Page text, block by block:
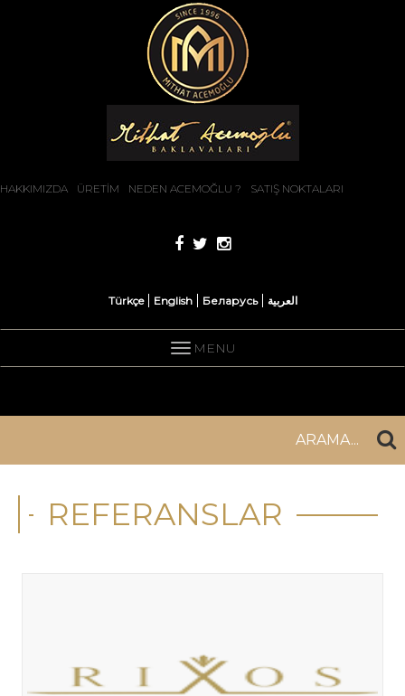
HAKKIMIZDA ÜRETİM NEDEN ACEMOĞLU ? SATIŞ NOKTALARI
Türkçe English Беларусь العربية
MENU
ARAMA...
REFERANSLAR